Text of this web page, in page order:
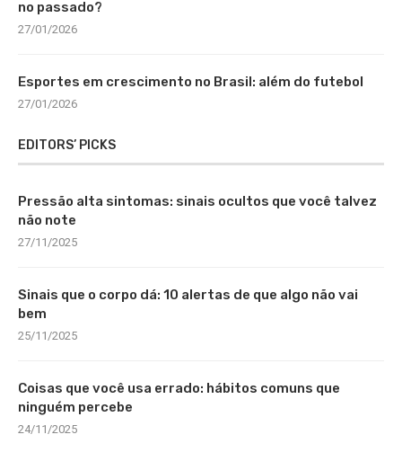
no passado?
27/01/2026
Esportes em crescimento no Brasil: além do futebol
27/01/2026
EDITORS’ PICKS
Pressão alta sintomas: sinais ocultos que você talvez
não note
27/11/2025
Sinais que o corpo dá: 10 alertas de que algo não vai
bem
25/11/2025
Coisas que você usa errado: hábitos comuns que
ninguém percebe
24/11/2025